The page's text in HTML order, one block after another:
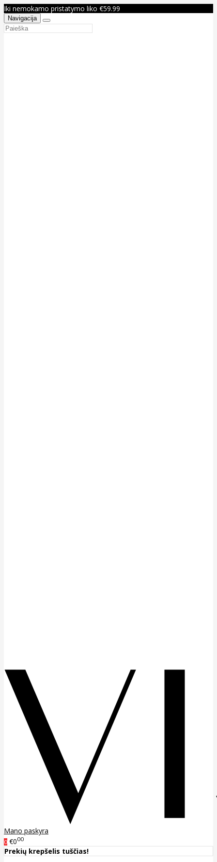
Iki nemokamo pristatymo liko €59.99
Navigacija
Mano paskyra
0 €000
Prekių krepšelis tuščias!